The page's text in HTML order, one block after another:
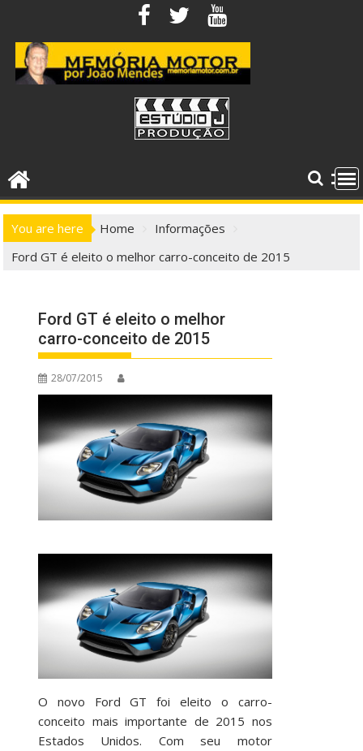
content
You are here Home
Informações
Ford GT é eleito o melhor carro-conceito de 2015
Ford GT é eleito o melhor
carro-conceito de 2015
28/07/2015
O novo Ford GT foi eleito o carro-
conceito mais importante de 2015 nos
Estados Unidos. Com seu motor